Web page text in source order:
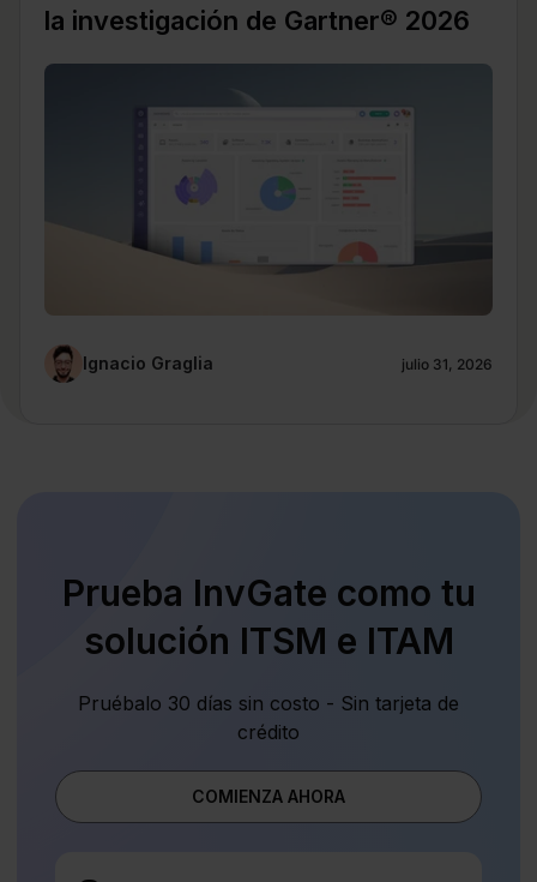
la investigación de Gartner® 2026
Ignacio Graglia julio 31, 2026
Prueba InvGate como tu
solución ITSM e ITAM
Pruébalo 30 días sin costo - Sin tarjeta de
crédito
COMIENZA AHORA